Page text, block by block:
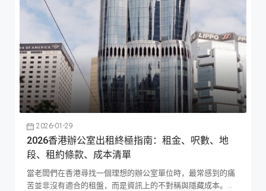
CAPEX（資本開支）、合約博弈以及跨部門的繁瑣協調。本指
南專為企業決策者、HR 及 Admin 團隊而設，跳過所有理論與
廢話，直接提供 2026 年最新市況的報價參考、談判技巧及搬
遷時間表。辦公室搬遷 T-Minus 時間表：9 個月倒數執行清單
搬遷辦公室牽涉極多第三方供應商，由尋找盤源到正式交吉，
強烈建議預留最少 6 至 9...
2026-01-29
2026香港辦公室出租終極指南：租金、呎數、地
段、租約條款、成本清單
當老闆們在香港尋找一個理想的辦公室單位時，最常感到的痛
苦並非沒有適合的租盤，而是資訊上的不對稱與隱藏成本。你